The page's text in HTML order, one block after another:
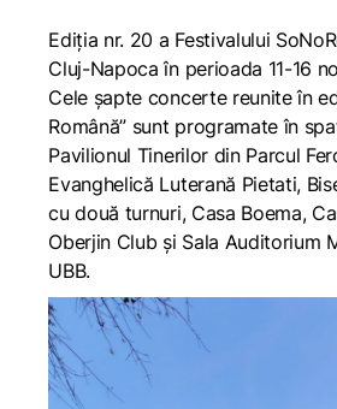
Ediția nr. 20 a Festivalului
Cluj-Napoca în perioada 11-16
Cele șapte concerte reunite în
Română” sunt programate în
Pavilionul Tinerilor din Parcul
Evanghelică Luterană Pietati,
cu două turnuri, Casa Boema,
Oberjin Club și Sala Auditorium
UBB.